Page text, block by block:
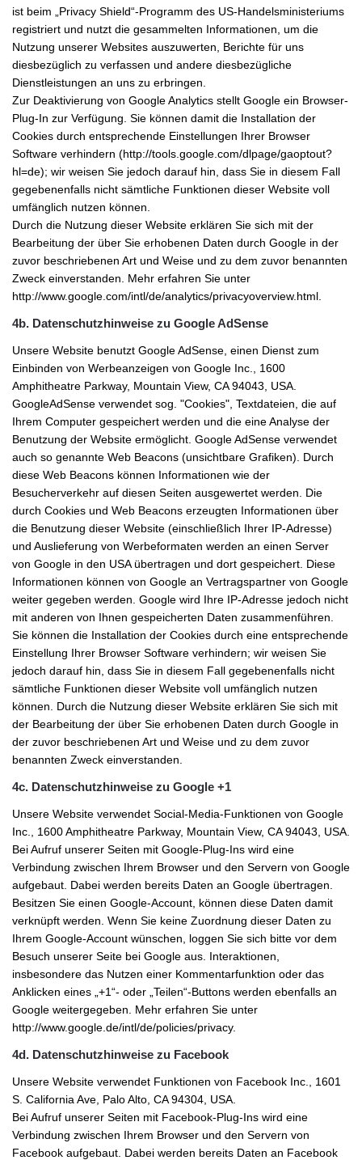
ist beim „Privacy Shield“-Programm des US-Handelsministeriums
registriert und nutzt die gesammelten Informationen, um die
Nutzung unserer Websites auszuwerten, Berichte für uns
diesbezüglich zu verfassen und andere diesbezügliche
Dienstleistungen an uns zu erbringen.
Zur Deaktivierung von Google Analytics stellt Google ein Browser-
Plug-In zur Verfügung. Sie können damit die Installation der
Cookies durch entsprechende Einstellungen Ihrer Browser
Software verhindern (http://tools.google.com/dlpage/gaoptout?
hl=de); wir weisen Sie jedoch darauf hin, dass Sie in diesem Fall
gegebenenfalls nicht sämtliche Funktionen dieser Website voll
umfänglich nutzen können.
Durch die Nutzung dieser Website erklären Sie sich mit der
Bearbeitung der über Sie erhobenen Daten durch Google in der
zuvor beschriebenen Art und Weise und zu dem zuvor benannten
Zweck einverstanden. Mehr erfahren Sie unter
http://www.google.com/intl/de/analytics/privacyoverview.html.
4b. Datenschutzhinweise zu Google AdSense
Unsere Website benutzt Google AdSense, einen Dienst zum
Einbinden von Werbeanzeigen von Google Inc., 1600
Amphitheatre Parkway, Mountain View, CA 94043, USA.
GoogleAdSense verwendet sog. "Cookies", Textdateien, die auf
Ihrem Computer gespeichert werden und die eine Analyse der
Benutzung der Website ermöglicht. Google AdSense verwendet
auch so genannte Web Beacons (unsichtbare Grafiken). Durch
diese Web Beacons können Informationen wie der
Besucherverkehr auf diesen Seiten ausgewertet werden. Die
durch Cookies und Web Beacons erzeugten Informationen über
die Benutzung dieser Website (einschließlich Ihrer IP-Adresse)
und Auslieferung von Werbeformaten werden an einen Server
von Google in den USA übertragen und dort gespeichert. Diese
Informationen können von Google an Vertragspartner von Google
weiter gegeben werden. Google wird Ihre IP-Adresse jedoch nicht
mit anderen von Ihnen gespeicherten Daten zusammenführen.
Sie können die Installation der Cookies durch eine entsprechende
Einstellung Ihrer Browser Software verhindern; wir weisen Sie
jedoch darauf hin, dass Sie in diesem Fall gegebenenfalls nicht
sämtliche Funktionen dieser Website voll umfänglich nutzen
können. Durch die Nutzung dieser Website erklären Sie sich mit
der Bearbeitung der über Sie erhobenen Daten durch Google in
der zuvor beschriebenen Art und Weise und zu dem zuvor
benannten Zweck einverstanden.
4c. Datenschutzhinweise zu Google +1
Unsere Website verwendet Social-Media-Funktionen von Google
Inc., 1600 Amphitheatre Parkway, Mountain View, CA 94043, USA.
Bei Aufruf unserer Seiten mit Google-Plug-Ins wird eine
Verbindung zwischen Ihrem Browser und den Servern von Google
aufgebaut. Dabei werden bereits Daten an Google übertragen.
Besitzen Sie einen Google-Account, können diese Daten damit
verknüpft werden. Wenn Sie keine Zuordnung dieser Daten zu
Ihrem Google-Account wünschen, loggen Sie sich bitte vor dem
Besuch unserer Seite bei Google aus. Interaktionen,
insbesondere das Nutzen einer Kommentarfunktion oder das
Anklicken eines „+1“- oder „Teilen“-Buttons werden ebenfalls an
Google weitergegeben. Mehr erfahren Sie unter
http://www.google.de/intl/de/policies/privacy.
4d. Datenschutzhinweise zu Facebook
Unsere Website verwendet Funktionen von Facebook Inc., 1601
S. California Ave, Palo Alto, CA 94304, USA.
Bei Aufruf unserer Seiten mit Facebook-Plug-Ins wird eine
Verbindung zwischen Ihrem Browser und den Servern von
Facebook aufgebaut. Dabei werden bereits Daten an Facebook